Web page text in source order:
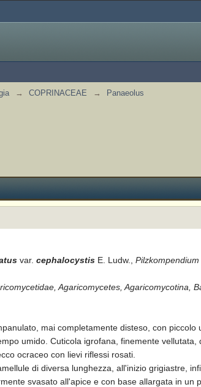
→ COPRINACEAE → Panaeolus
var.cephalocystis E. Ludw.,Pilzkompendium
Agaricomycetes, Agaricomycotina,
mai completamente disteso, con
umido. Cuticola igrofana, finemente
ocraceo con lievi riflessi rosati.
di diversa lunghezza, all'inizio grigiastre,
svasato all'apice e con base allargata in